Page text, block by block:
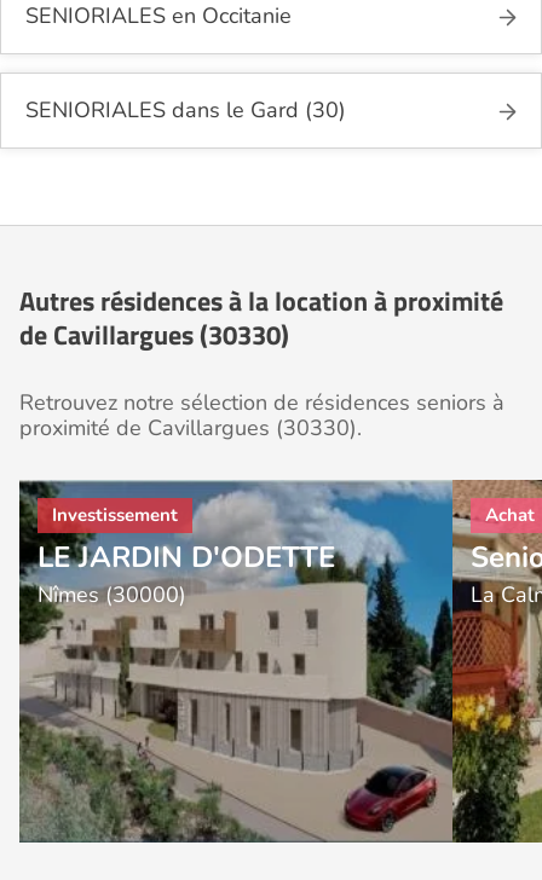
SENIORIALES en Occitanie
SENIORIALES dans le Gard (30)
Autres résidences à la location à proximité
de Cavillargues (30330)
Retrouvez notre sélection de résidences seniors à
proximité de Cavillargues (30330).
LE JARDIN D'ODETTE
Nîmes (30000) La